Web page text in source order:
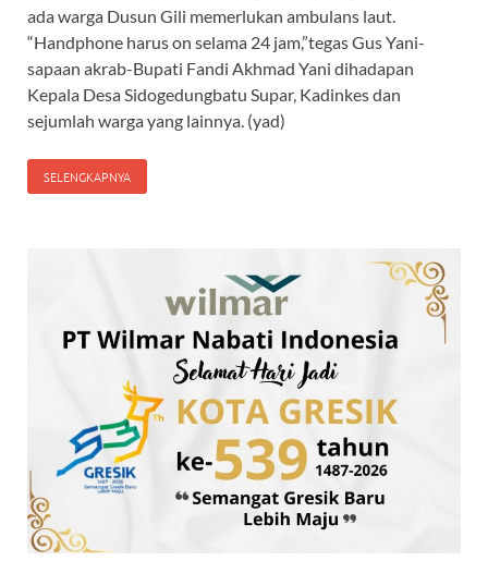
ada warga Dusun Gili memerlukan ambulans laut.
“Handphone harus on selama 24 jam,”tegas Gus Yani-
sapaan akrab-Bupati Fandi Akhmad Yani dihadapan
Kepala Desa Sidogedungbatu Supar, Kadinkes dan
sejumlah warga yang lainnya. (yad)
SELENGKAPNYA